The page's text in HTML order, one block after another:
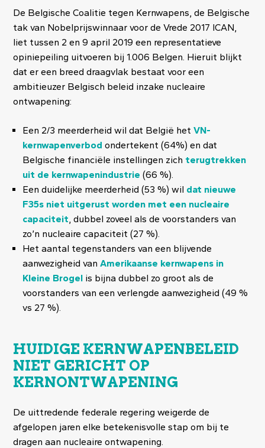
De Belgische Coalitie tegen Kernwapens, de Belgische
tak van Nobelprijswinnaar voor de Vrede 2017 ICAN,
liet tussen 2 en 9 april 2019 een representatieve
opiniepeiling uitvoeren bij 1.006 Belgen. Hieruit blijkt
dat er een breed draagvlak bestaat voor een
ambitieuzer Belgisch beleid inzake nucleaire
ontwapening:
Een 2/3 meerderheid wil dat België hetVN-
kernwapenverbod ondertekent (64%) en dat
Belgische financiële instellingen zich terugtrekken
uit de kernwapenindustrie (66 %).
Een duidelijke meerderheid (53 %) wil dat nieuwe
F35s niet uitgerust worden met een nucleaire
capaciteit, dubbel zoveel als de voorstanders van
zo’n nucleaire capaciteit (27 %).
Het aantal tegenstanders van een blijvende
aanwezigheid vanAmerikaanse kernwapens in
Kleine Brogel is bijna dubbel zo groot als de
voorstanders van een verlengde aanwezigheid (49 %
vs 27 %).
HUIDIGE KERNWAPENBELEID
NIET GERICHT OP
KERNONTWAPENING
De uittredende federale regering weigerde de
afgelopen jaren elke betekenisvolle stap om bij te
dragen aan nucleaire ontwapening.